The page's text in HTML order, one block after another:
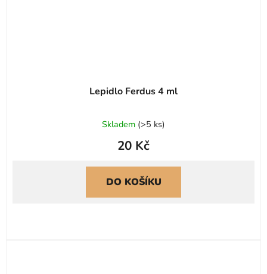
Lepidlo Ferdus 4 ml
Skladem (>5 ks)
20 Kč
DO KOŠÍKU